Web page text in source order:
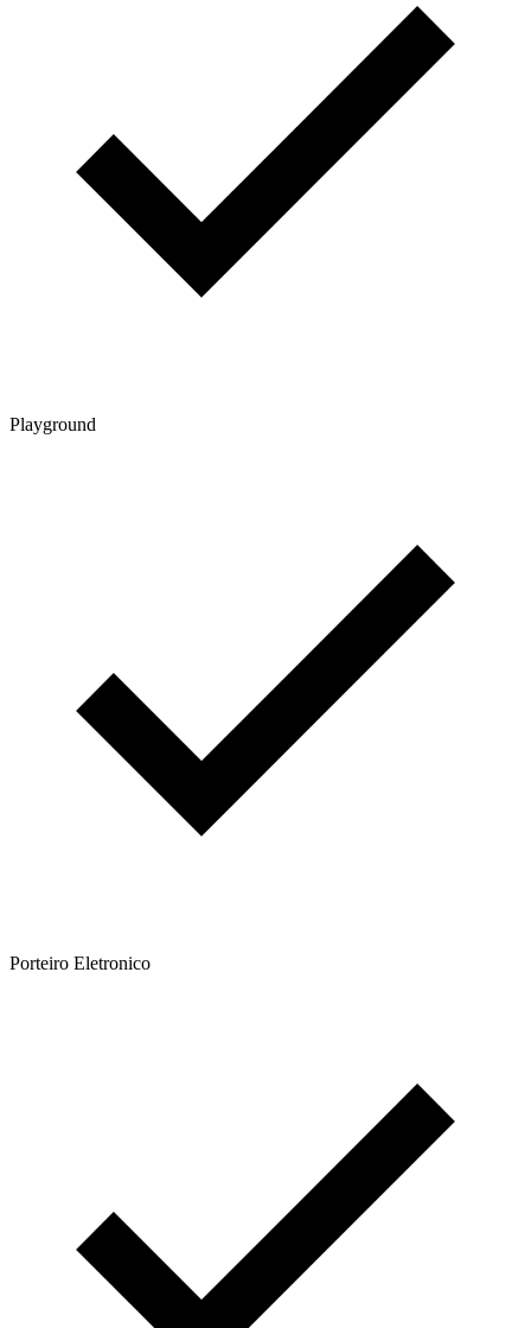
Playground
Porteiro Eletronico